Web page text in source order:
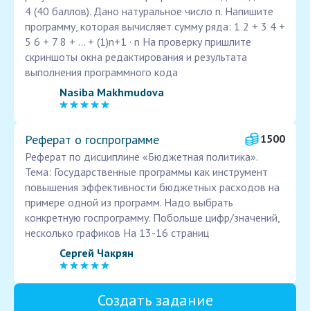
4 (40 баллов). Дано натуральное число n. Напишите
программу, которая вычисляет сумму ряда: 1 2 + 3 4 +
5 6 + 7 8 + ... + (1)n+1 · n На проверку пришлите
скриншоты окна редактирования и результата
выполнения программного кода
Nasiba Makhmudova
Реферат о госпрограмме
1500
Реферат по дисциплине «Бюджетная политика».
Тема: Государственные программы как инструмент
повышения эффективности бюджетных расходов на
примере одной из программ. Надо выбрать
конкретную госпрограмму. Побольше цифр/значений,
несколько графиков На 13-16 страниц
Сергей Чакрян
Создать задание